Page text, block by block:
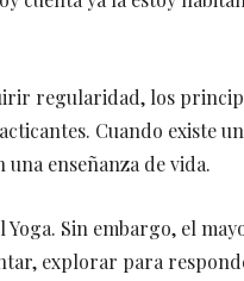
regularidad, los
Cuando existe
enseñanza de vida.
Sin embargo, el
explorar para